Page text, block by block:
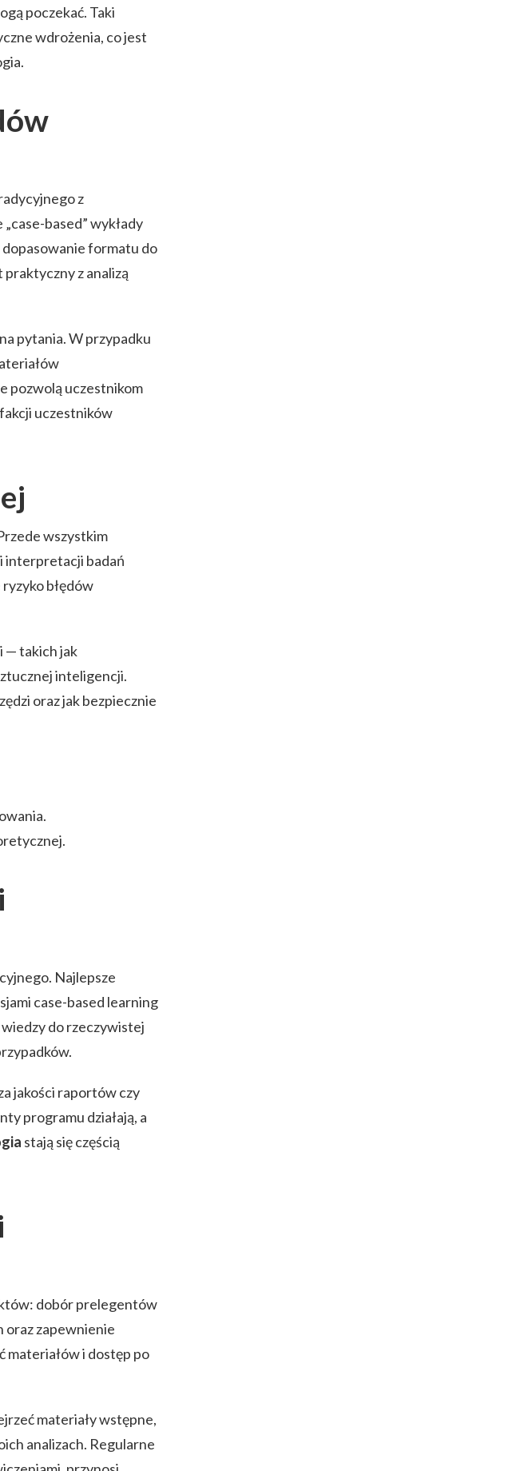
poczekać. Taki
wdrożenia, co jest
z
based” wykłady
formatu do
z analizą
pytania. W przypadku
pozwolą uczestnikom
uczestników
wszystkim
interpretacji badań
błędów
— takich jak
inteligencji.
oraz jak bezpiecznie
Najlepsze
case-based learning
do rzeczywistej
jakości raportów czy
programu działają, a
stają się częścią
dobór prelegentów
oraz zapewnienie
materiałów i dostęp po
materiały wstępne,
analizach. Regularne